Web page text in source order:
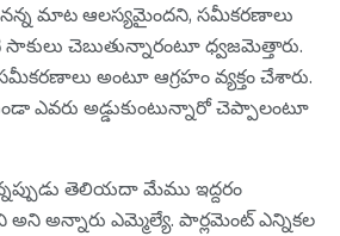
మాట ఆల‌స్య‌మైంద‌ని, స‌మీక‌ర‌ణాలు
సాకులు చెబుతున్నారంటూ ధ్వ‌జ‌మెత్తారు.
అంటూ ఆగ్ర‌హం వ్య‌క్తం చేశారు.
ఎవ‌రు అడ్డుకుంటున్నారో చెప్పాలంటూ
తెలియదా మేము ఇద్దరం
అన్నారు ఎమ్మెల్యే. పార్లమెంట్ ఎన్నికల